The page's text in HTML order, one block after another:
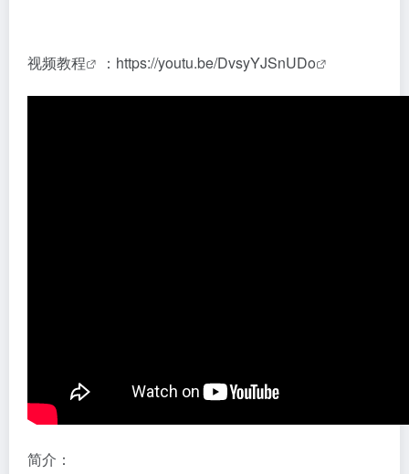
视频教程 ： https://youtu.be/DvsyYJSnUDo
简介：